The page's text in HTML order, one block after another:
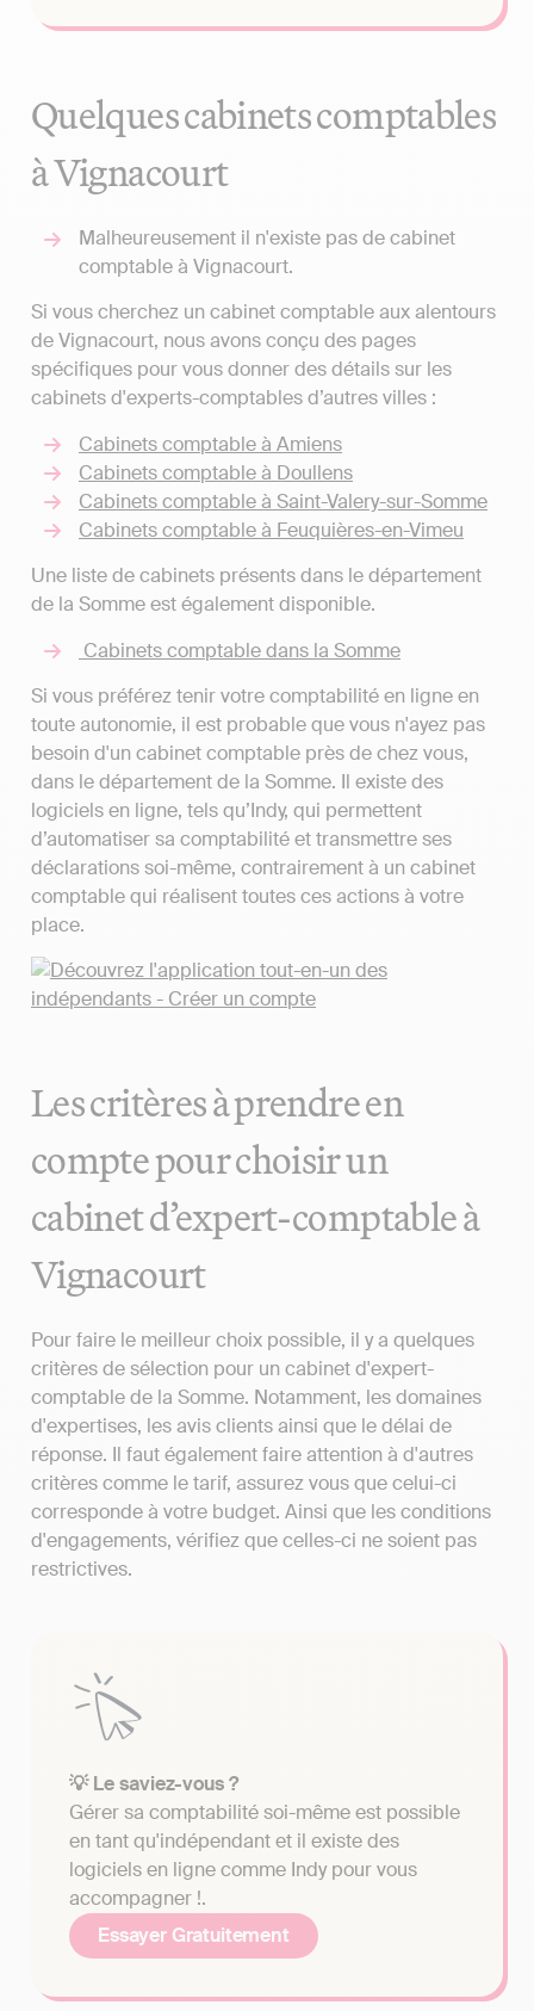
Quelques cabinets comptables
à Vignacourt
Malheureusement il n'existe pas de cabinet
comptable à Vignacourt.
Si vous cherchez un cabinet comptable aux alentours
de Vignacourt, nous avons conçu des pages
spécifiques pour vous donner des détails sur les
cabinets d'experts-comptables d’autres villes :
Cabinets comptable à Amiens
Cabinets comptable à Doullens
Cabinets comptable à Saint-Valery-sur-Somme
Cabinets comptable à Feuquières-en-Vimeu
Une liste de cabinets présents dans le département
de la Somme est également disponible.
Cabinets comptable dans la Somme
Si vous préférez tenir votre comptabilité en ligne en
toute autonomie, il est probable que vous n'ayez pas
besoin d'un cabinet comptable près de chez vous,
dans le département de la Somme. Il existe des
logiciels en ligne, tels qu’Indy, qui permettent
d’automatiser sa comptabilité et transmettre ses
déclarations soi-même, contrairement à un cabinet
comptable qui réalisent toutes ces actions à votre
place.
Les critères à prendre en
compte pour choisir un
cabinet d’expert-comptable à
Vignacourt
Pour faire le meilleur choix possible, il y a quelques
critères de sélection pour un cabinet d'expert-
comptable de la Somme. Notamment, les domaines
d'expertises, les avis clients ainsi que le délai de
réponse. Il faut également faire attention à d'autres
critères comme le tarif, assurez vous que celui-ci
corresponde à votre budget. Ainsi que les conditions
d'engagements, vérifiez que celles-ci ne soient pas
restrictives.
💡 Le saviez-vous ?
Gérer sa comptabilité soi-même est possible
en tant qu'indépendant et il existe des
logiciels en ligne comme Indy pour vous
accompagner !.
Essayer Gratuitement